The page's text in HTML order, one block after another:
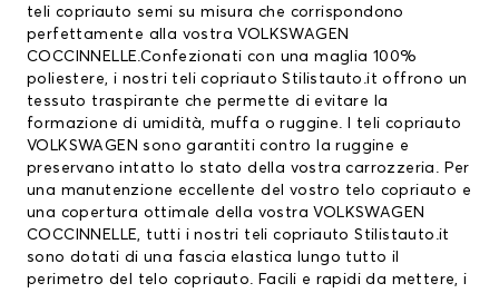
teli copriauto semi su misura che corrispondono
perfettamente alla vostra VOLKSWAGEN
COCCINNELLE.Confezionati con una maglia 100%
poliestere, i nostri teli copriauto Stilistauto.it offrono un
tessuto traspirante che permette di evitare la
formazione di umidità, muffa o ruggine. I teli copriauto
VOLKSWAGEN sono garantiti contro la ruggine e
preservano intatto lo stato della vostra carrozzeria. Per
una manutenzione eccellente del vostro telo copriauto e
una copertura ottimale della vostra VOLKSWAGEN
COCCINNELLE, tutti i nostri teli copriauto Stilistauto.it
sono dotati di una fascia elastica lungo tutto il
perimetro del telo copriauto. Facili e rapidi da mettere, i